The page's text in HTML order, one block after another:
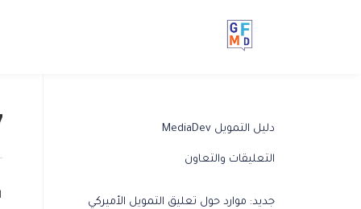
7. دليل التمويل MediaDev
التعليقات والتعاون
جديد: موارد حول تعليق التمويل الأميركي